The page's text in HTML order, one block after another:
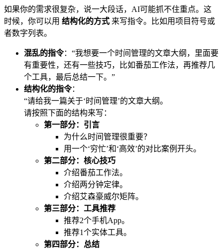
如果你的需求很复杂，说一大段话，AI可能抓不住重点。这
时候，你可以用 结构化的方式 来写指令。比如用项目符号或
者数字列表。
混乱的指令：“我想要一个时间管理的文章大纲，里面要
有重要性，还有一些技巧，比如番茄工作法，再推荐几
个工具，最后总结一下。”
结构化的指令：
“请给我一篇关于‘时间管理’的文章大纲。
请按照下面的结构来写：
第一部分：引言
为什么时间管理很重要？
用一个‘穷忙’和‘高效’的对比案例开头。
第二部分：核心技巧
介绍番茄工作法。
介绍两分钟定律。
介绍艾森豪威尔矩阵。
第三部分：工具推荐
推荐2个手机App。
推荐1个实体工具。
第四部分：总结